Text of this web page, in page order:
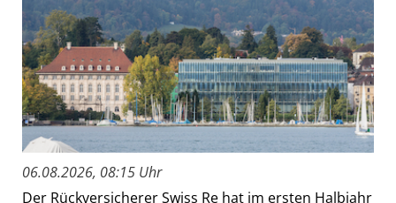
06.08.2026, 08:15 Uhr
Der Rückversicherer Swiss Re hat im ersten Halbjahr